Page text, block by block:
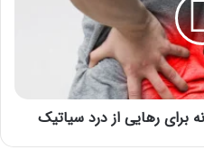
برای رهایی از درد سیاتیک